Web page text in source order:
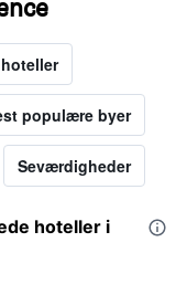
populære byer
Seværdigheder
hoteller i